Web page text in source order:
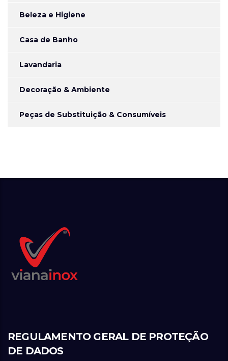
Beleza e Higiene
Casa de Banho
Lavandaria
Decoração & Ambiente
Peças de Substituição & Consumíveis
REGULAMENTO GERAL DE PROTEÇÃO
DE DADOS